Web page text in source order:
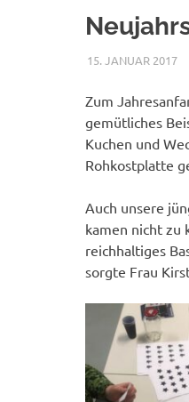
15. JANUAR 2017
Zum
gemütliches
Kuchen und
Rohkostplatte
Auch unsere
kamen nicht zu
reichhaltiges
sorgte Frau